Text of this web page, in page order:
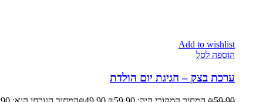
Add to wishlist
הוספה לסל
ערכת בצק – חגיגת יום הולדת